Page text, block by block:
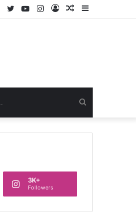
Sidebar
Artikel
Log
Instagram
YouTube
Twitter
...
3K+
Followers